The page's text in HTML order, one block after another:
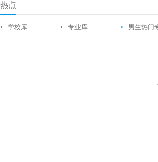
热点
• 学校库 • 专业库 • 男生热门